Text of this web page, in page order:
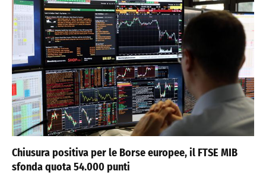
Chiusura positiva per le Borse europee, il FTSE MIB
sfonda quota 54.000 punti